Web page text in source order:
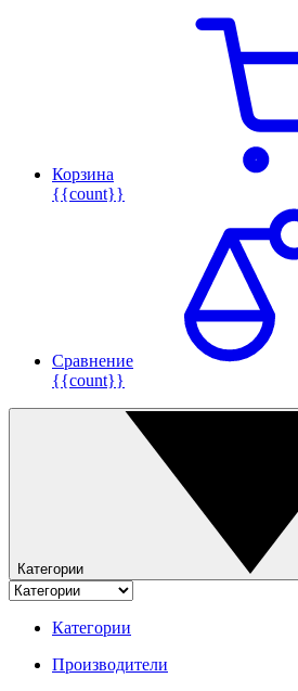
Корзина
{{count}}
Сравнение
{{count}}
Категории
Категории
Производители